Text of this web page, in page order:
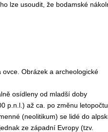
lze usoudit, že bodamské
Obrázek a archeologické
osídleny od mladší doby
p.n.l.) až ca. po změnu
(neolitikum) se lidé do
ze západní Evropy (tzv.